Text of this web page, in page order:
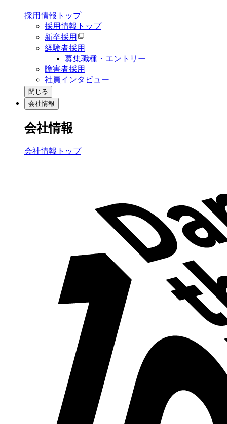
採用情報トップ
採用情報トップ
新卒採用
経験者採用
募集職種・エントリー
障害者採用
社員インタビュー
閉じる
会社情報
会社情報
会社情報トップ